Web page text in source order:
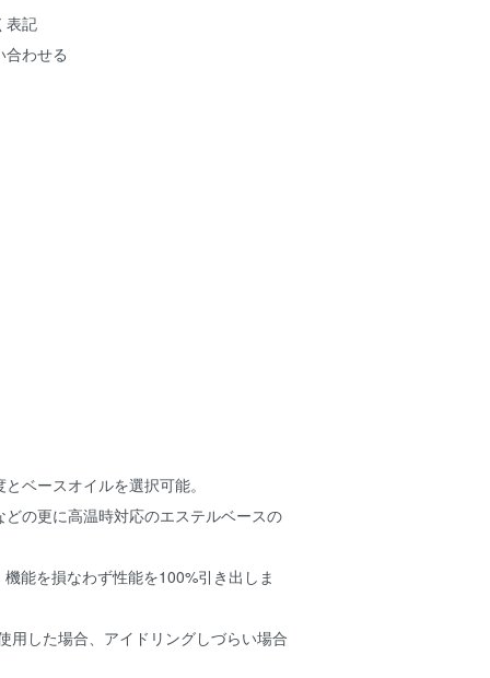
表記
合わせる
ベースオイルを選択可能。
どの更に高温時対応のエステルベースの
能を損なわず性能を100%引き出しま
用した場合、アイドリングしづらい場合